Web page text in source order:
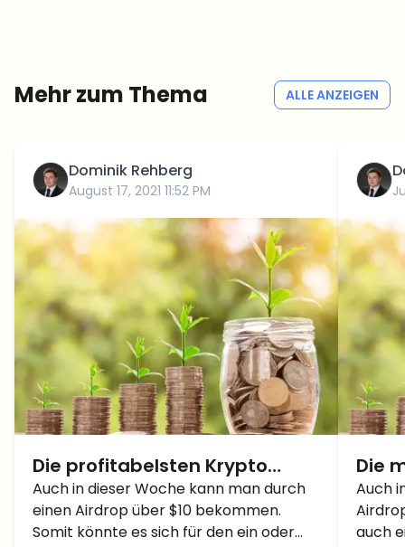
Mehr zum Thema ALLE ANZEIGEN
Dominik Rehberg
August 17, 2021 11:52 PM
Die profitabelsten Krypto
Airdrops der Woche! KW 33
Auch in dieser Woche kann man durch
einen Airdrop über $10 bekommen.
Somit könnte es sich für den ein oder
Die
KW
Auch
auch